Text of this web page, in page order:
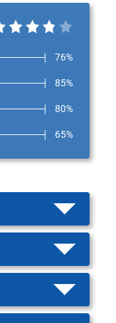
76%
85%
80%
65%